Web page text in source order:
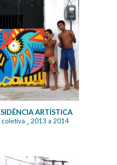
ARTÍSTICA
coletiva _ 2013 a 2014